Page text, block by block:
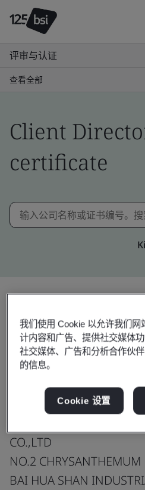
评审与认证
查看全部
Client
certificate
Negative
CO.,LTD
NO.2 CHRYSANTHEMUM
BAI HUA SHAN
我们使用 Cookie 以允许我们
计内容和广告、提供社交媒体
社交媒体、广告和分析合作伙
的信息。
Cookie 设置